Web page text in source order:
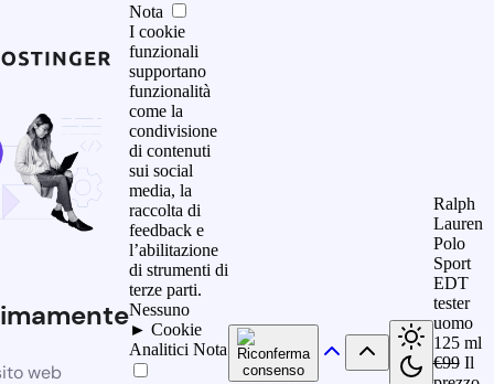
web
Nota
I cookie
funzionali
supportano
funzionalità
come la
condivisione
di contenuti
sui social
media, la
raccolta di
feedback e
l’abilitazione
di strumenti di
terze parti.
Nessuno
► Cookie
Analitici Nota
Ralph
Lauren
Polo
Sport
EDT
tester
uomo
125 ml
€99 Il